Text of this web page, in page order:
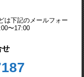
は下記のメールフォー
〜17:00
せ